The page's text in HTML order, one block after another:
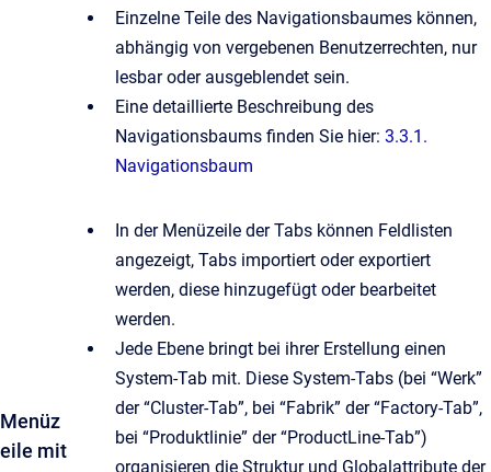
Einzelne Teile des Navigationsbaumes können,
abhängig von vergebenen Benutzerrechten, nur
lesbar oder ausgeblendet sein.
Eine detaillierte Beschreibung des
Navigationsbaums finden Sie hier: 3.3.1.
Navigationsbaum
Menüz
eile mit
In der Menüzeile der Tabs können Feldlisten
angezeigt, Tabs importiert oder exportiert
werden, diese hinzugefügt oder bearbeitet
werden.
Jede Ebene bringt bei ihrer Erstellung einen
System-Tab mit. Diese System-Tabs (bei “Werk”
der “Cluster-Tab”, bei “Fabrik” der “Factory-Tab”,
bei “Produktlinie” der “ProductLine-Tab”)
organisieren die Struktur und Globalattribute der